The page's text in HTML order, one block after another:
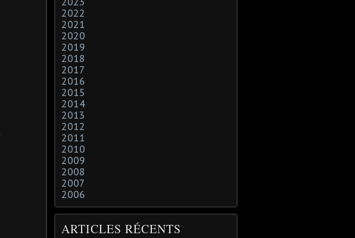
2022
2021
2020
2019
2018
2017
2016
2015
2014
2013
2012
2011
2010
2009
2008
2007
2006
ARTICLES RÉCENTS